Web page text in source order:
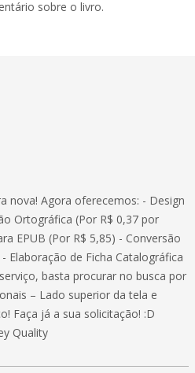
sobre o livro.
nova! Agora oferecemos: - Design
Ortográfica (Por R$ 0,37 por
EPUB (Por R$ 5,85) - Conversão
Elaboração de Ficha Catalográfica
basta procurar no busca por
– Lado superior da tela e
Faça já a sua solicitação! :D
Quality